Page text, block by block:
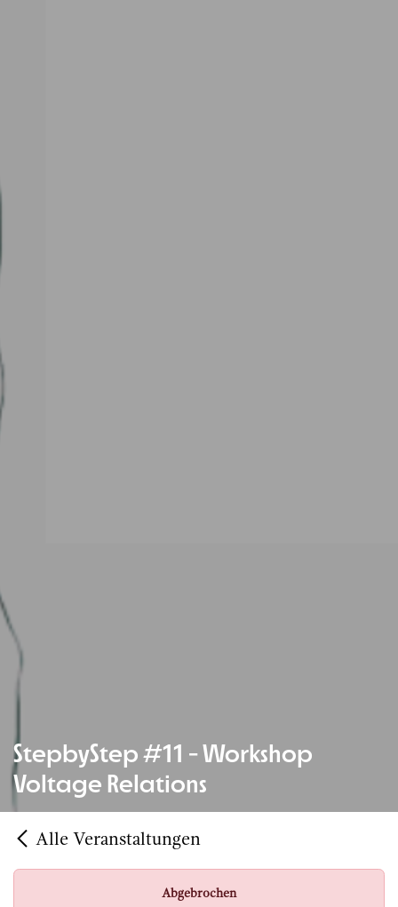
StepbyStep #11 - Workshop
Voltage Relations
Alle Veranstaltungen
Abgebrochen